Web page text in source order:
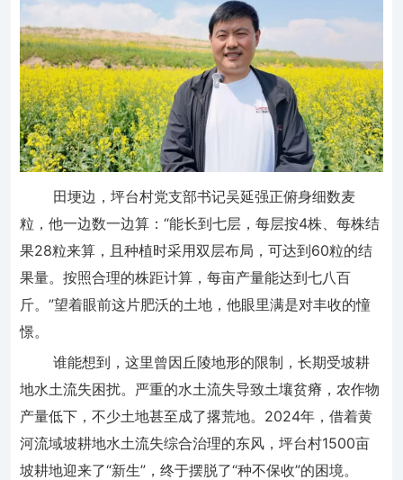
田埂边，坪台村党支部书记吴延强正俯身细数麦
粒，他一边数一边算：“能长到七层，每层按4株、每株结
果28粒来算，且种植时采用双层布局，可达到60粒的结
果量。按照合理的株距计算，每亩产量能达到七八百
斤。”望着眼前这片肥沃的土地，他眼里满是对丰收的憧
憬。
谁能想到，这里曾因丘陵地形的限制，长期受坡耕
地水土流失困扰。严重的水土流失导致土壤贫瘠，农作物
产量低下，不少土地甚至成了撂荒地。2024年，借着黄
河流域坡耕地水土流失综合治理的东风，坪台村1500亩
坡耕地迎来了“新生”，终于摆脱了“种不保收”的困境。